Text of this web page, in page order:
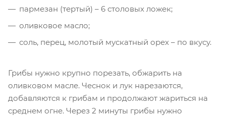
пармезан (тертый) – 6 столовых ложек;
оливковое масло;
соль, перец, молотый мускатный орех – по вкусу.
Грибы нужно крупно порезать, обжарить на
оливковом масле. Чеснок и лук нарезаются,
добавляются к грибам и продолжают жариться на
среднем огне. Через 2 минуты грибы нужно